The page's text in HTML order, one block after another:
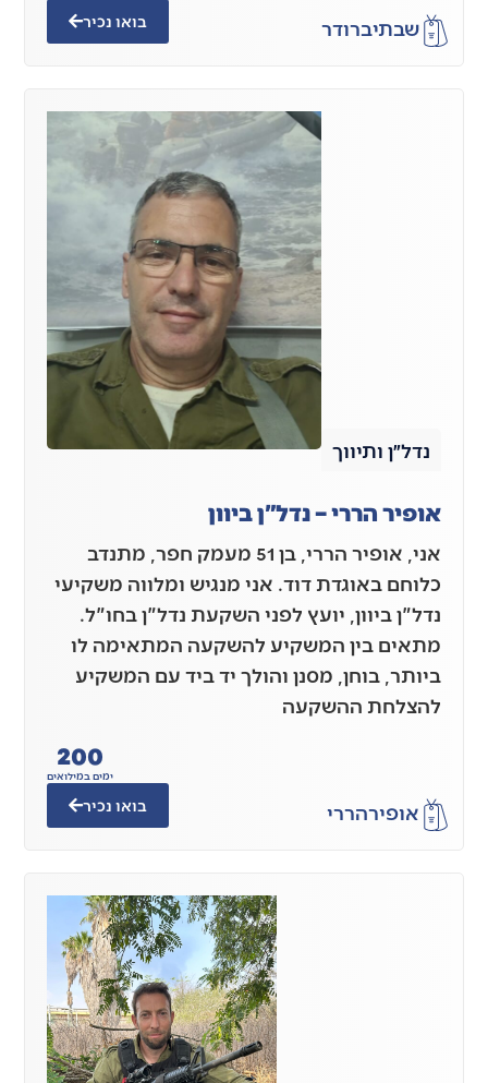
שבתיברודר בואו נכיר
נדל״ן ותיווך
אופיר הררי – נדל"ן ביוון
אני, אופיר הררי, בן 51 מעמק חפר, מתנדב
כלוחם באוגדת דוד. אני מנגיש ומלווה משקיעי
נדל"ן ביוון, יועץ לפני השקעת נדל"ן בחו"ל.
מתאים בין המשקיע להשקעה המתאימה לו
ביותר, בוחן, מסנן והולך יד ביד עם המשקיע
להצלחת ההשקעה
אופירהררי
ימים במילואים
200
בואו נכיר